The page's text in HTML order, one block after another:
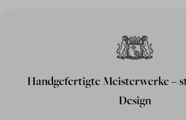
Handgefertigte Meisterwerke –
Design